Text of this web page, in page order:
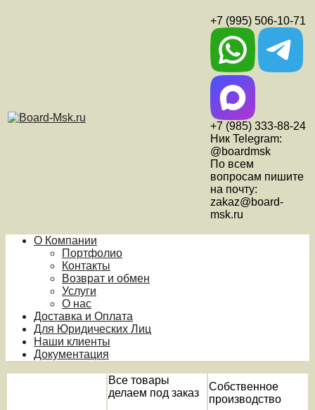
+7 (995) 506-10-71
+7 (985) 333-88-24
Ник Telegram:
@boardmsk
По всем
вопросам пишите
на почту:
zakaz@board-
msk.ru
О Компании
Портфолио
Контакты
Возврат и обмен
Услуги
О нас
Доставка и Оплата
Для Юридических Лиц
Наши клиенты
Документация
Все товары
делаем под заказ
Собственное
производство